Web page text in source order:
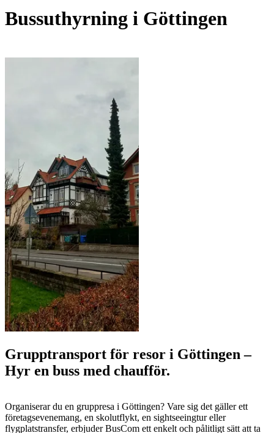
Bussuthyrning i Göttingen
Grupptransport för resor i Göttingen –
Hyr en buss med chaufför.
Organiserar du en gruppresa i Göttingen? Vare sig det gäller ett
företagsevenemang, en skolutflykt, en sightseeingtur eller
flygplatstransfer, erbjuder BusCom ett enkelt och pålitligt sätt att ta